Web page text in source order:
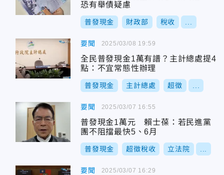
恐有舉債疑慮
普發現金 財政部 稅收
要聞
全民普發現金1萬有譜？主計總處提4
點：不宜常態性辦理
普發現金 主計總處 超徵
2025/03/08 19:59
要聞
普發現金1萬元 賴士葆：若民進黨
團不阻擋最快5、6月
普發現金 超徵稅收 立法院
2025/03/07 16:55
要聞 2025/03/07 16:29